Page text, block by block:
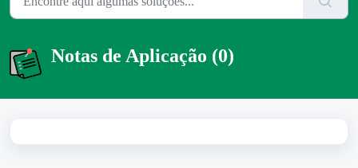
Notas de Aplicação (0)